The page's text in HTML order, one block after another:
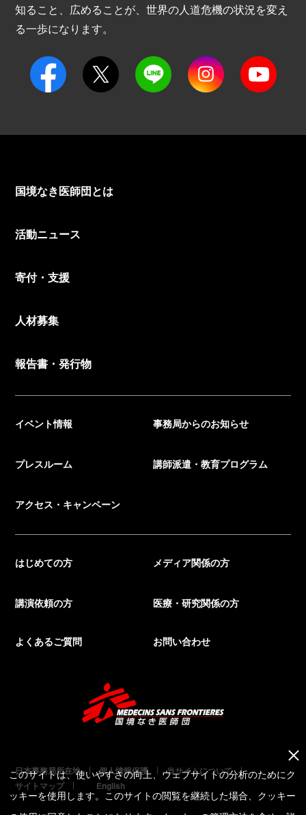
知ること、広めることが、世界の人道危機の状況を変え
る一歩になります。
国境なき医師団とは
活動ニュース
寄付・支援
人材募集
報告書・発行物
イベント情報 事務局からのお知らせ
プレスルーム 講師派遣・教育プログラム
アクセス・キャンペーン
はじめての方 メディア関係の方
講演依頼の方 医療・研究関係の方
よくあるご質問 お問い合わせ
日本事務局所在地 個人情報保護
当サイトについて
サイトマップ
English
このサイトは、使いやすさの向上、ウェブサイトの分析のためにク
ッキーを使用します。このサイトの閲覧を継続した場合、クッキー